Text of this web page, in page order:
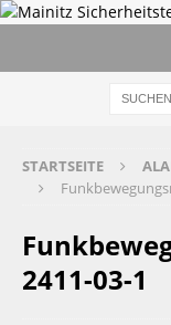
STARTSEITE
2411-03-1